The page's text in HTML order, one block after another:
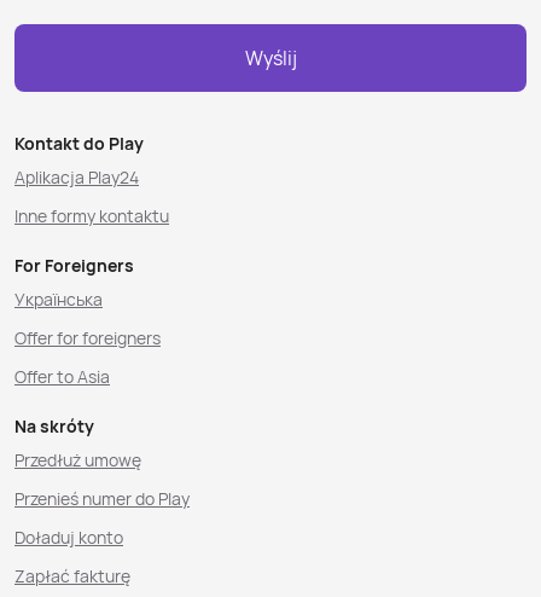
Wyślij
Kontakt do Play
Aplikacja Play24
Inne formy kontaktu
For Foreigners
Українська
Offer for foreigners
Offer to Asia
Na skróty
Przedłuż umowę
Przenieś numer do Play
Doładuj konto
Zapłać fakturę